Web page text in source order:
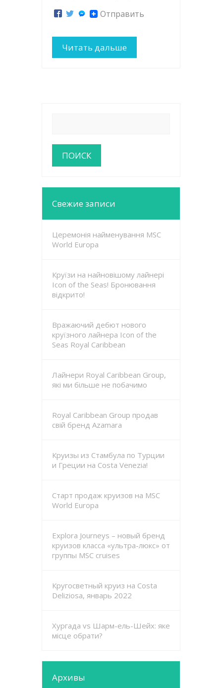
Отправить
Читать дальше
Свежие записи
Церемонія найменування MSC
World Europa
Круїзи на найновішому лайнері
Icon of the Seas! Бронювання
відкрито!
Вражаючий дебют нового
круїзного лайнера Icon of the
Seas Royal Caribbean
Лайнери Royal Caribbean Group,
які ми більше не побачимо
Royal Caribbean Group продав
свій бренд Azamara
Круизы из Стамбула по Турции
и Греции на Costa Venezia!
Старт продаж круизов на MSC
World Europa
Explora Journeys – новый бренд
круизов класса «ультра-люкс» от
группы MSC cruises
Кругосветный круиз на Costa
Deliziosa, январь 2022
Хургада vs Шарм-ель-Шейх: яке
місце обрати?
Архивы